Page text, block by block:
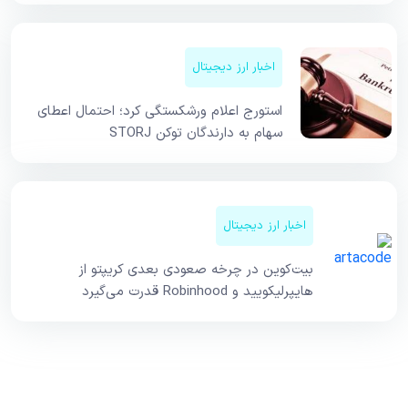
اخبار ارز دیجیتال
استورج اعلام ورشکستگی کرد؛ احتمال اعطای
سهام به دارندگان توکن STORJ
اخبار ارز دیجیتال
بیت‌کوین در چرخه صعودی بعدی کریپتو از
هایپرلیکویید و Robinhood قدرت می‌گیرد